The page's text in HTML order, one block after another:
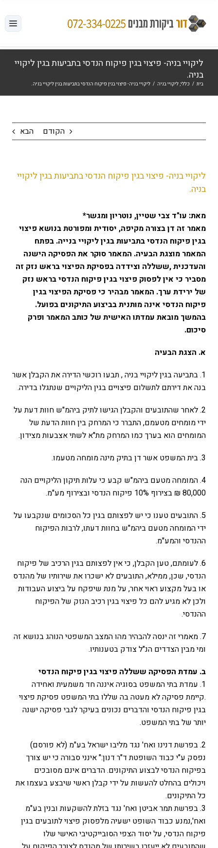
לתוכן
ליקויי בניה- פיצוי בגין פיקוח הנדסי בתביעות בגין ליקויי
בניה.
בית / כללי, ליקויי בניה / ליקויי בניה- פיצוי בגין פיקוח הנדסי בתביעות בגין ליקויי בניה.
הקודם הבא
ליקויי בניה- פיצוי בגין פיקוח הנדסי בתביעות בגין ליקויי
בניה.
מאת: עו"ד צבי שטיין, נוטריון ומגשר*
מאמר זה דן בצורה מקיפה, יסודית ומפורטת בנושא פיצוי
בגין פיקוח הנדסי בתביעות בגין ליקויי בנייה. בפתח
המאמר מוצגת הבעיה. המאמר סוקר את הפסיקה הישנה
והעדכנית ,ששללה וצידדה בפסיקת הפיצוי בראש נזק זה
מסביר כי אין לפסוק פיצוי בגין פיקוח הנדסי בראש נזק
של ירידת ערך. המאמר מבהיר כי פסיקת הפיצוי בגין
פיקוח הנדסי אינה מותנית בביצוע התיקונים בפועל.
בהמשך מובאת עמדתו האישית של כותב המאמר ופרק
סיכום.
א. הצגת הבעיה
1. בתביעה בגין ליקויי בניה , תבעו רוכשי הדירה את הקבלן אשר
בנה את דירתם לתשלום פיצויים בגין הליקויים שנתגלו בדירה.
2. לאחר שהתובעים והקבלן הגישו לתיק ביהמ"ש חוות דעת על
ידי מומחים מטעמם, התברר כי המרחק בין חוות הדעת של
המומחים הוא בערך כמו המרחק מת"א לשתי אצבעות מצידון.
3. בית המשפט אשר דן בתיק מינה מומחה מטעמו.
4. המומחה מטעם ביהמ"ש קבע כי עלות תיקון הליקויים הנה
80,000 ₪ בצירוף 10% פיקוח הנדסי ובצירוף מע"מ.
5. התובעים טענו כי יש לפצותם בגין כל הסכומים שנקבעו על
ידי המומחה מטעם ביהמ"ש בחוות דעתו, לרבות הפיקוח
ההנדסי והמע"מ.
6. לעומתם, טען הקבלן, כי אין לפצותם בגין הרכיב של פיקוח
הנדסי, שכן, ממילא, התובעים לא ישכרו את שירותיו של מהנדס
או בעל מקצוע ראוי אחר, על מנת שיפקח על ביצוע העבודות
ולכן לא מגיע להם כל פיצוי בגין רכיב הנזק של הפיקוח
ההנדסי.
7. מאמרי זה ינסה להבהיר מהו המצב המשפטי הנוהג בנושא זה
ומי מבין הצדדים הנ"ל צודק בטענותיו.
ב. עמדת הפסיקה ששללה פיצוי בגין פיקוח הנדסי
1. עמדת בתי המשפט בסוגיה איננה חד משמעית ואחידה
.קיימת פסיקה לא מעטה בה שללו בתי המשפט פסיקת פיצוי
בגין פיקוח הנדסי והדברים נכונים בעיקר לגבי פסיקה ישנה
יותר של בתי המשפט.
2. בפרשת דנינו ואח' נגד מליבו ישראל בע"מ (לא פורסם)
נפסק ע"י כבוד השופטת ד"ר דנון:" אינני סבורה כי יש צורך
בפיקוח הנדסי לבצוע התיקונים. הדברים אינם מסובכים
ויכולים בהחלט להעשות על ידי קבלן ראשי שיבצע בעצמו את
כל התיקונים.
3. בפרשת תמר אביטן ואח' נגד בזלת להשקעות ובנין בע"מ
ואח',נמנע כבוד השופט ישעיה מלפסוק פיצוי לתובעים בגין
פיקוח הנדסי, על יסוד הצפי הסובייקטיבי האישי שלו